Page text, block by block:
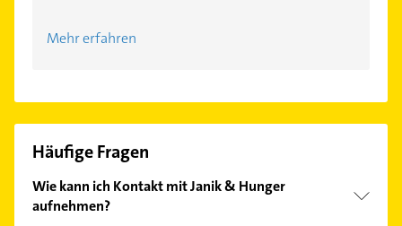
Mehr erfahren
Häufige Fragen
Wie kann ich Kontakt mit Janik & Hunger
aufnehmen?